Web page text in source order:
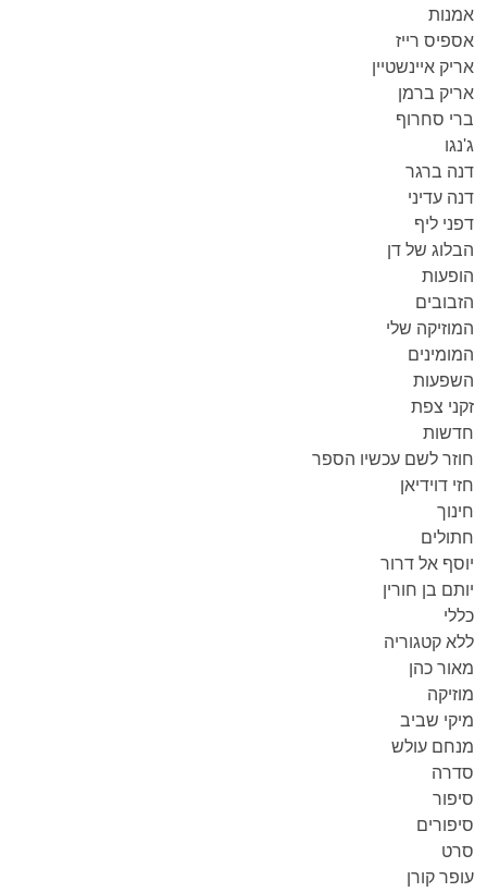
אמנות
אספיס רייז
אריק איינשטיין
אריק ברמן
ברי סחרוף
ג'נגו
דנה ברגר
דנה עדיני
דפני ליף
הבלוג של דן
הופעות
הזבובים
המוזיקה שלי
המומינים
השפעות
זקני צפת
חדשות
חוזר לשם עכשיו הספר
חזי דוידיאן
חינוך
חתולים
יוסף אל דרור
יותם בן חורין
כללי
ללא קטגוריה
מאור כהן
מוזיקה
מיקי שביב
מנחם עולש
סדרה
סיפור
סיפורים
סרט
עופר קורן